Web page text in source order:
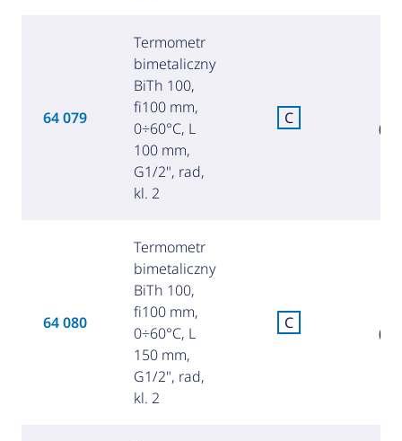
64 079
Termometr
bimetaliczny
BiTh 100,
fi100 mm,
0÷60°C, L
100 mm,
G1/2", rad,
kl. 2
C
64 080
Termometr
bimetaliczny
BiTh 100,
fi100 mm,
0÷60°C, L
150 mm,
G1/2", rad,
kl. 2
C